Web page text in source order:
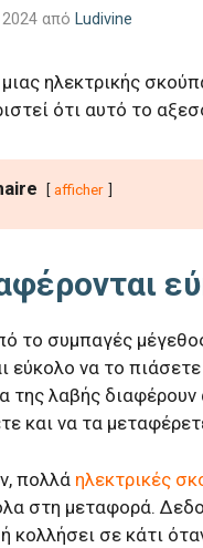
2024 από Ludivine
ηλεκτρικής
ότι αυτό το
afficher
το συμπαγές
εύκολο να το
της λαβής
και να τα
πολλά ηλεκτρικές
στη μεταφορά.
κολλήσει σε κάτι